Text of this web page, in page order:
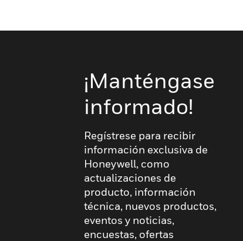
¡Manténgase
informado!
Regístrese para recibir
información exclusiva de
Honeywell, como
actualizaciones de
producto, información
técnica, nuevos productos,
eventos y noticias,
encuestas, ofertas